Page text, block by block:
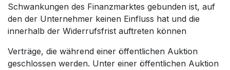
Schwankungen des Finanzmarktes gebunden ist, auf
den der Unternehmer keinen Einfluss hat und die
innerhalb der Widerrufsfrist auftreten können
Verträge, die während einer öffentlichen Auktion
geschlossen werden. Unter einer öffentlichen Auktion